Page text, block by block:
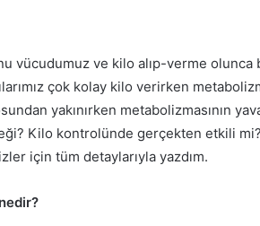
vücudumuz ve kilo alıp-verme
çok kolay kilo verirken
yakınırken metabolizmasının
Kilo kontrolünde gerçekten etkili mi?
için tüm detaylarıyla yazdım.